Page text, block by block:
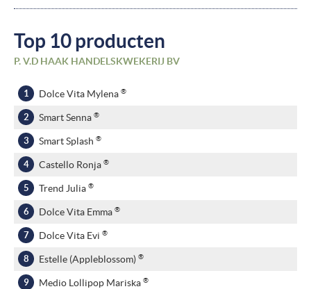
Top 10 producten
P. V.D HAAK HANDELSKWEKERIJ BV
Dolce Vita Mylena®
Smart Senna®
Smart Splash®
Castello Ronja®
Trend Julia®
Dolce Vita Emma®
Dolce Vita Evi®
Estelle (Appleblossom)®
Medio Lollipop Mariska®